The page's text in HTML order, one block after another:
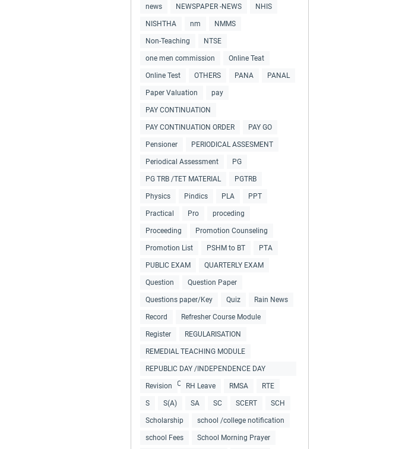
news NEWSPAPER -NEWS NHIS
NISHTHA nm NMMS
Non-Teaching NTSE
one men commission Online Teat
Online Test OTHERS PANA PANAL
Paper Valuation pay
PAY CONTINUATION
PAY CONTINUATION ORDER PAY GO
Pensioner PERIODICAL ASSESMENT
Periodical Assessment PG
PG TRB /TET MATERIAL PGTRB
Physics Pindics PLA PPT
Practical Pro proceding
Proceeding Promotion Counseling
Promotion List PSHM to BT PTA
PUBLIC EXAM QUARTERLY EXAM
Question Question Paper
Questions paper/Key Quiz Rain News
Record Refresher Course Module
Register REGULARISATION
REMEDIAL TEACHING MODULE
REPUBLIC DAY /INDEPENDENCE DAY
COLLECTIONS
Revision RH Leave RMSA RTE
S S(A) SA SC SCERT SCH
Scholarship school /college notification
school Fees School Morning Prayer